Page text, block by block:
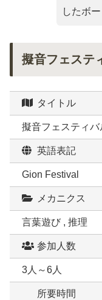
したボ
擬音フェステ
タイトル
擬音フェスティバ
英語表記
Gion Festival
メカニクス
言葉遊び , 推理
参加人数
3人～6人
所要時間